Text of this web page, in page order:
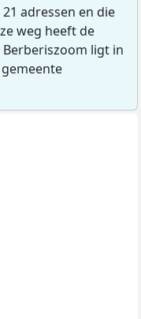
adressen en die
weg heeft de
ligt in